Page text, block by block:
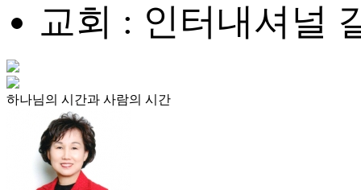
교회 : 인터내셔널
하나님의 시간과 사람의 시간